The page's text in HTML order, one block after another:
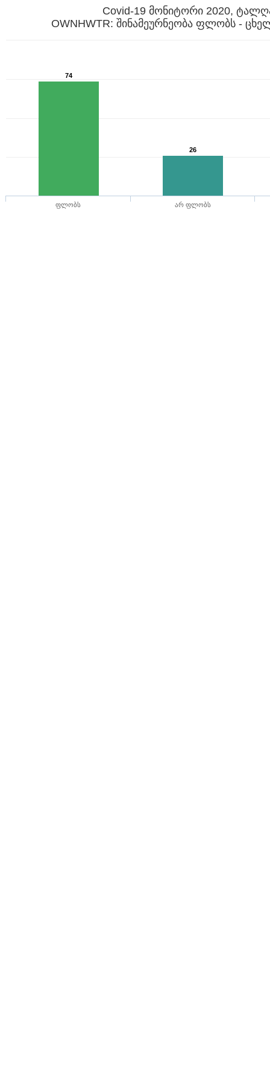
Covid-19 მონიტორი 2020,
OWNHWTR: შინამეურნეობა ფლობს -
74
26
ფლობს არ ფლობს